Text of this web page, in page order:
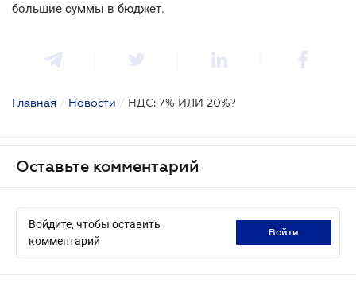
большие суммы в бюджет.
Главная / Новости / НДС: 7% ИЛИ 20%?
Оставьте комментарий
Войдите, чтобы оставить
комментарий
войти